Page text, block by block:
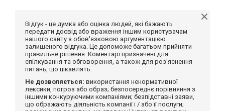
Відгук - це думка або оцінка людей, які бажають
передати досвід або враження іншим користувачам
нашого сайту з обов'язковою аргументацією
залишеного відгука. Це допоможе багатьом прийняти
правильне рішення. Коментарі призначені для
спілкування та обговорення, а також для роз'яснення
питань, що цікавлять.
Не дозволяється: використання ненормативної
лексики, погроз або образ; безпосереднє порівняння з
іншими конкуруючими компаніями; безпідставні заяви,
що ображають діяльність компанії і / або її послуги;